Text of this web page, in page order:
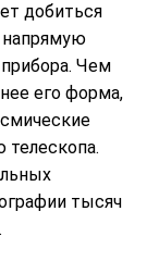
добиться
напрямую
Чем
его форма,
тысяч